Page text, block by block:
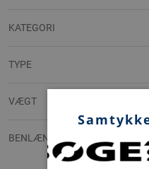
KATEGORI
TYPE
VÆGT
BENLÆNGDER